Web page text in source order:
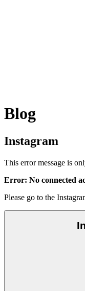
Blog
Instagram
This error message is
Error: No connected
Please go to the